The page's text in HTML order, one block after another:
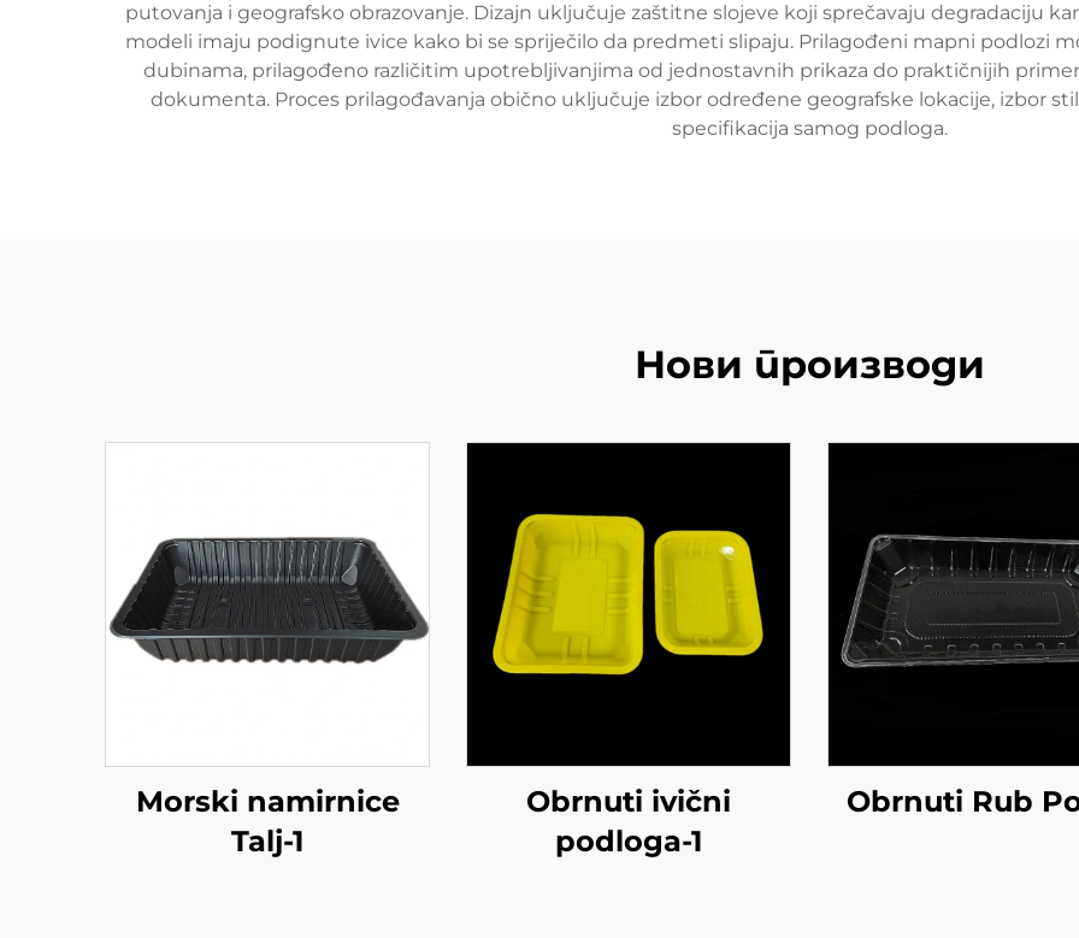
putovanja i geografsko obrazovanje. Dizajn uključuje zaštitne slojeve koji sprečavaju degradaciju
modeli imaju podignute ivice kako bi se spriječilo da predmeti slipaju. Prilagođeni mapni podlozi
dubinama, prilagođeno različitim upotrebljivanjima od jednostavnih prikaza do praktičnijih
dokumenta. Proces prilagođavanja obično uključuje izbor određene geografske lokacije, izbor
specifikacija samog podloga.
Нови производи
Morski namirnice
Talj-1
Obrnuti ivični
podloga-1
Obrnuti Rub